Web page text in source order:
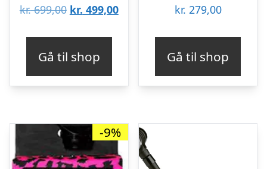
kr.699,00 Den
var:
kr. 699,00.
kr. 499,00Den
kr. 499,00.
Gå til shop
kr. 279,00
Gå til shop
-9%